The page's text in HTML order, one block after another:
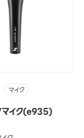
マイク
マイク(e935)